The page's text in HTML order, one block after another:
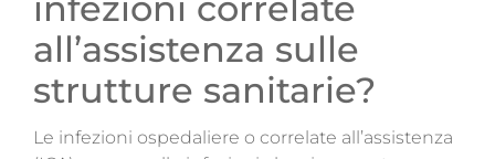
Contatti
Login
all’assistenza sulle
strutture sanitarie?
Le infezioni ospedaliere o correlate all’assistenza